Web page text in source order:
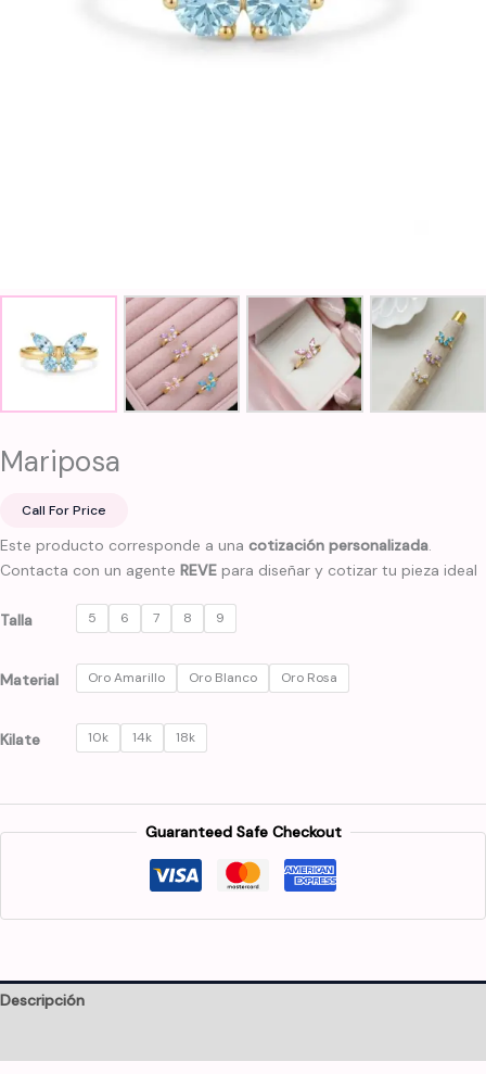
Mariposa
Call For Price
Este producto corresponde a una cotización personalizada.
Contacta con un agente REVE para diseñar y cotizar tu pieza ideal
Talla 5 6 7 8 9
Material Oro Amarillo Oro Blanco Oro Rosa
Kilate 10k 14k 18k
Guaranteed Safe Checkout
Descripción